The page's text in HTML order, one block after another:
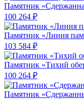
Памятник
100 264 ₽
Памятник «Линия
103 584 ₽
Памятник «Тихий
100 264 ₽
Памятник